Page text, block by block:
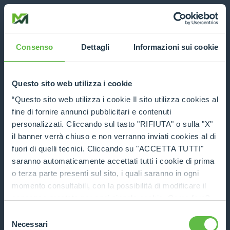
Consenso Dettagli Informazioni sui cookie
Questo sito web utilizza i cookie
“Questo sito web utilizza i cookie Il sito utilizza cookies al
fine di fornire annunci pubblicitari e contenuti
personalizzati. Cliccando sul tasto "RIFIUTA" o sulla "X"
il banner verrà chiuso e non verranno inviati cookies al di
fuori di quelli tecnici. Cliccando su "ACCETTA TUTTI"
saranno automaticamente accettati tutti i cookie di prima
o terza parte presenti sul sito, i quali saranno in ogni
momento consultabili, con la possibilità di modificare il
ogni pagina, selezionare "Modifichi il suo consenso" e
delNecessari
Application error: a client-side exception has occurred (see the